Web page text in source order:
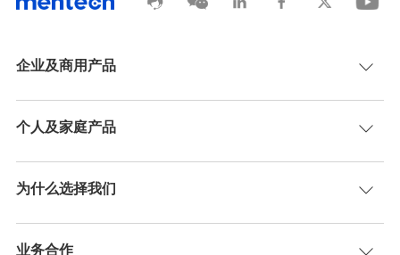
企业及商用产品
个人及家庭产品
为什么选择我们
业务合作